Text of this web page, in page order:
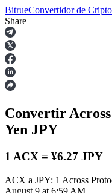
Futuros
Futuros del USDT
BitrueConvertidor de
Share
Convertir
Yen JPY
1 ACX = ¥6.27 JPY
ACX a JPY: 1 Across
August 9 at 6:59 AM